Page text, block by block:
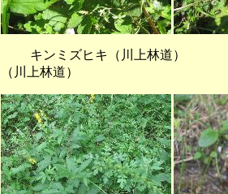
キンミズヒキ（川上林道）
（川上林道）